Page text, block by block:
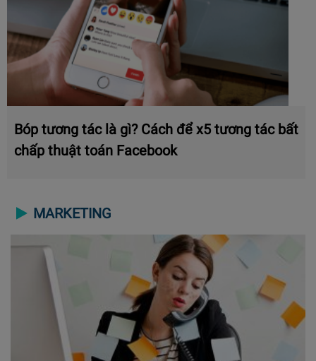
Bóp tương tác là gì? Cách để x5 tương tác bất
chấp thuật toán Facebook
MARKETING